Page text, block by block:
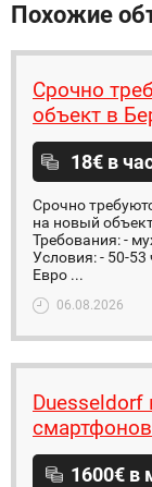
Похожие
Срочно
объект в
18€ в
Срочно
на новый
Требования: -
Условия: - 50-53
Евро ...
06.08.2026
Duesseldorf
смартфонов
1600€ в